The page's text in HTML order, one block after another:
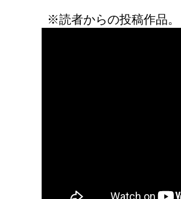
※読者からの投稿作品